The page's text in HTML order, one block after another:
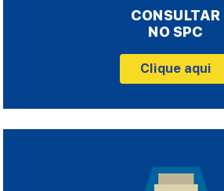
CONSULTAR
NO SPC
Clique aqui